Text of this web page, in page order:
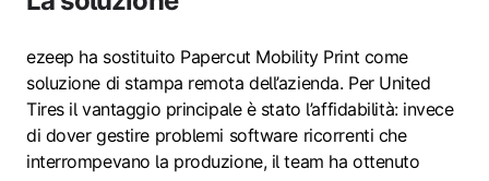
ezeep ha sostituito Papercut Mobility Print come
soluzione di stampa remota dell’azienda. Per United
Tires il vantaggio principale è stato l’affidabilità: invece
di dover gestire problemi software ricorrenti che
interrompevano la produzione, il team ha ottenuto